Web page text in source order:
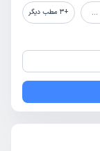
+
3 مطب دیگر